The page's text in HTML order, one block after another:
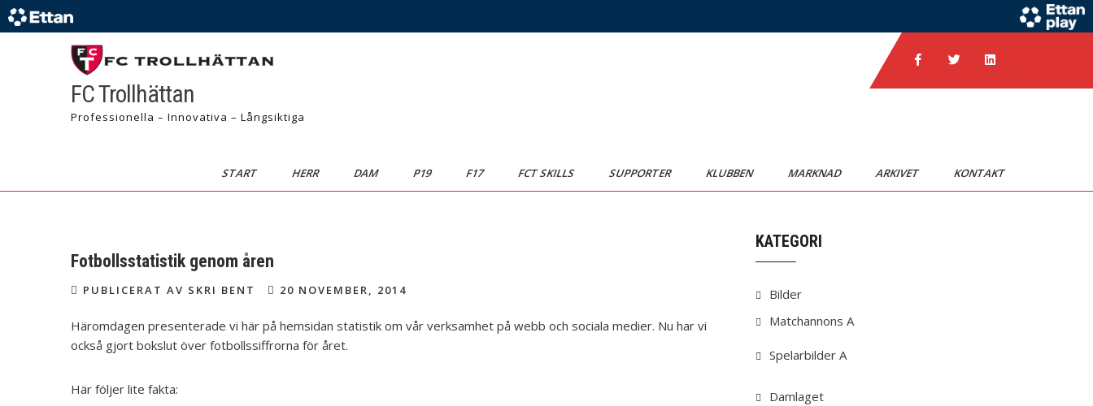
FC Trollhättan
Professionella – Innovativa – Långsiktiga
START HERR DAM P19 F17 FCT SKILLS SUPPORTER KLUBBEN MARKNAD ARKIVET KONTAKT
Fotbollsstatistik genom åren
PUBLICERAT AV SKRI BENT 20 NOVEMBER, 2014
Häromdagen presenterade vi här på hemsidan statistik om vår verksamhet på webb och sociala medier. Nu har vi
också gjort bokslut över fotbollssiffrorna för året.
Här följer lite fakta:
KATEGORI
Bilder
Matchannons A
Spelarbilder A
Damlaget